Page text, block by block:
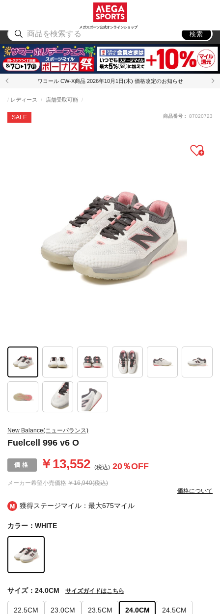
メガスポーツ公式オンラインショップ
アウトドア
検索
ワコール CW-X商品 2026年10月1日(木) 価格改定のお知らせ
獲得ステージマイル：最大675マイル
New Balance(ニューバランス)
Fuelcell 996 v6 O
SALE
レディース 店舗受取可能
メーカー希望小売価格 ￥16,940(税込)
￥13,552 (税込) 20％OFF
価格について
商品番号： 87020723
カラー：WHITE
22.5CM 23.0CM 23.5CM 24.0CM 24.5CM
サイズ：24.0CM サイズガイドはこちら